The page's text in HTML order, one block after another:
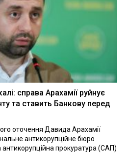
справа Арахамії руйнує
та ставить Банкову перед
оточення Давида Арахамії
антикорупційне бюро
прокуратура (САП)